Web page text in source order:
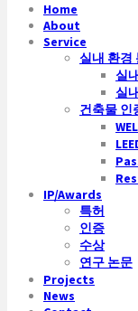
Home
About
Service
실내 환경
실
실
건축물 인
IP/Awards
특허
인증
수상
연구 논문
Projects
News